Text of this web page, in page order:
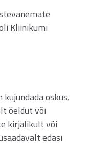
Kliinikumi
oskus,
öeldut või
kirjalikult või
edasi